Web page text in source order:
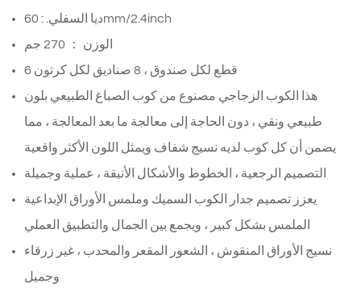
ديا السفلي. : 60mm/2.4inch
الوزن ： 270 جم
6 قطع لكل صندوق ، 8 صناديق لكل كرتون
هذا الكوب الزجاجي مصنوع من كوب الصباغ الطبيعي بلون
طبيعي ونقي ، دون الحاجة إلى معالجة ما بعد المعالجة ، مما
يضمن أن كل كوب لديه نسيج شفاف ويمثل اللون الأكثر واقعية
التصميم الرجعية ، الخطوط والأشكال الأنيقة ، عملية وجميلة
يعزز تصميم جدار الكوب السميك وملمس الأوراق الإبداعية
الملمس بشكل كبير ، ويجمع بين الجمال والتطبيق العملي
نسيج الأوراق المنقوش ، الشعور المقعر والمحدب ، غير زرقاء
وجميل